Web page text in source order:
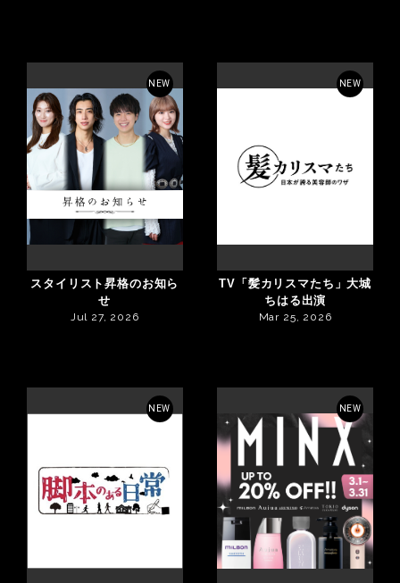
NEW
スタイリスト昇格のお知ら
せ
Jul 27, 2026
NEW
TV「髪カリスマたち」大城
ちはる出演
Mar 25, 2026
NEW NEW